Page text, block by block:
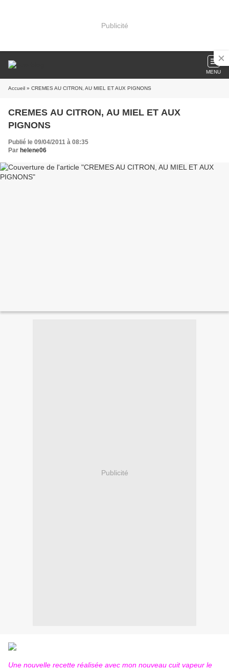
Publicité
MENU
Accueil » CREMES AU CITRON, AU MIEL ET AUX PIGNONS
CREMES AU CITRON, AU MIEL ET AUX
PIGNONS
Publié le 09/04/2011 à 08:35
Par helene06
Publicité
Une nouvelle recette réalisée avec mon nouveau cuit vapeur le